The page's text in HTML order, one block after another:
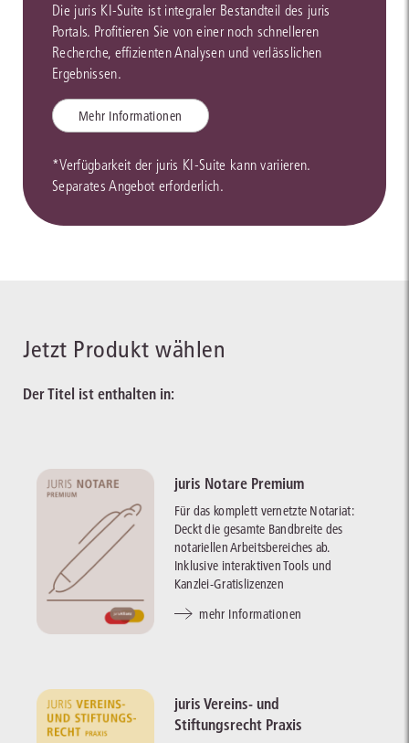
Die juris KI-Suite ist integraler Bestandteil des juris
Portals. Profitieren Sie von einer noch schnelleren
Recherche, effizienten Analysen und verlässlichen
Ergebnissen.
Mehr Informationen
*Verfügbarkeit der juris KI-Suite kann variieren.
Separates Angebot erforderlich.
Jetzt Produkt wählen
Der Titel ist enthalten in:
juris Notare Premium
Für das komplett vernetzte Notariat:
Deckt die gesamte Bandbreite des
notariellen Arbeitsbereiches ab.
Inklusive interaktiven Tools und
Kanzlei-Gratislizenzen
mehr Informationen
juris Vereins- und
Stiftungsrecht Praxis